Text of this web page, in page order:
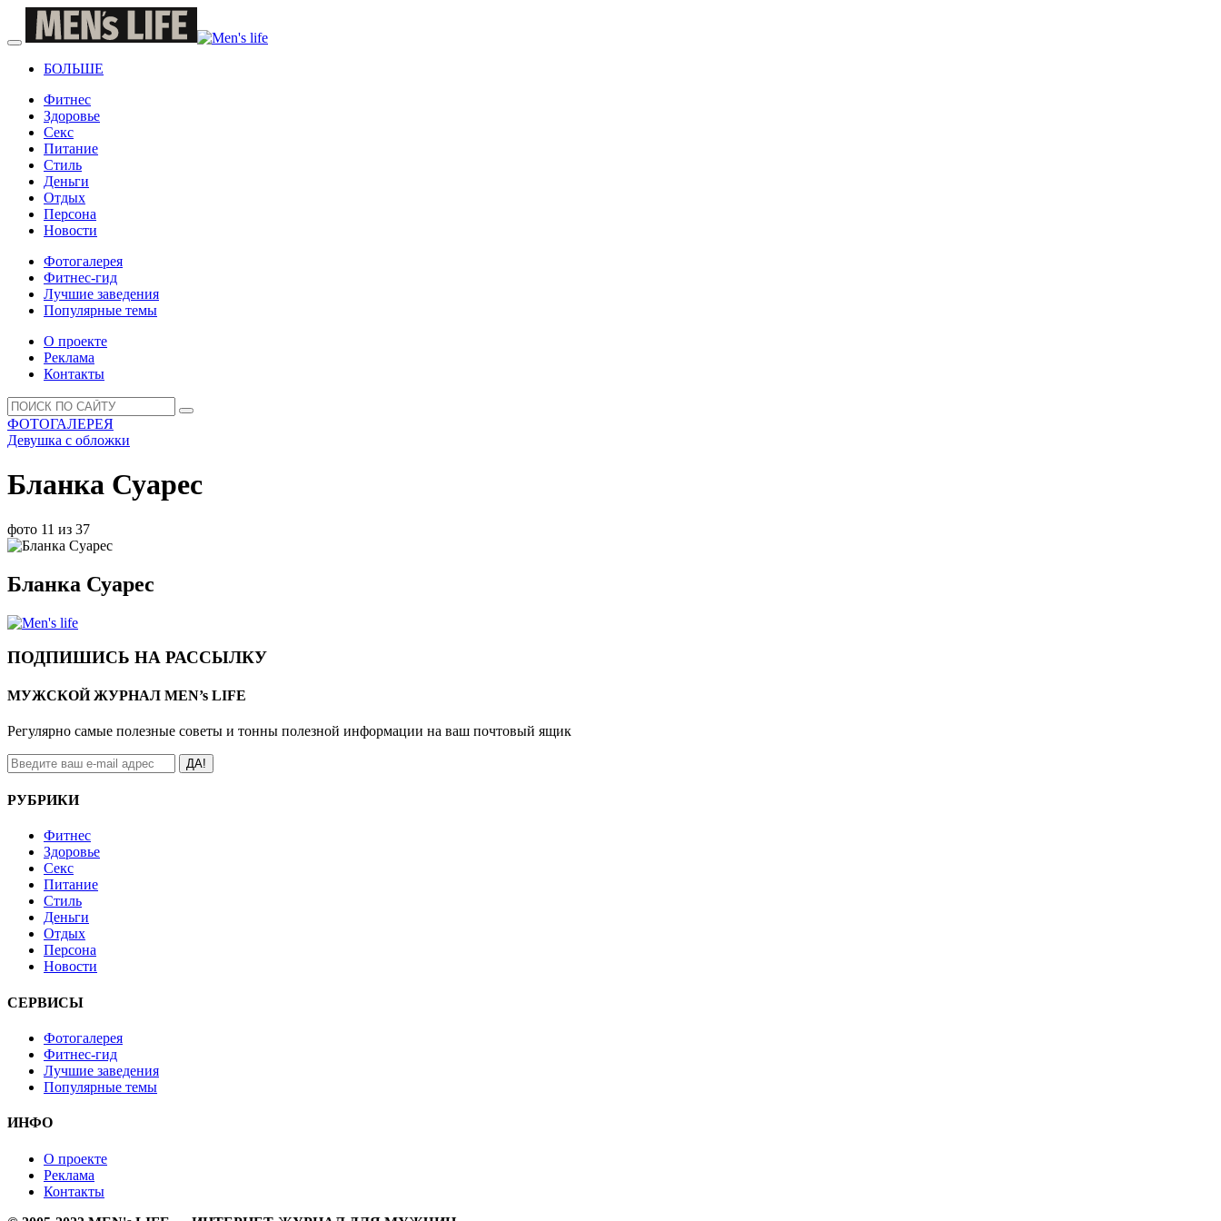
БОЛЬШЕ
Фитнес
Здоровье
Секс
Питание
Стиль
Деньги
Отдых
Персона
Новости
Фотогалерея
Фитнес-гид
Лучшие заведения
Популярные темы
О проекте
Реклама
Контакты
ФОТОГАЛЕРЕЯ
Девушка с обложки
Бланка Суарес
фото 11 из 37
Бланка Суарес
ПОДПИШИСЬ НА РАССЫЛКУ
МУЖСКОЙ ЖУРНАЛ MEN’s LIFE
Регулярно самые полезные советы и тонны полезной информации на ваш почтовый ящик
ДА!
РУБРИКИ
Фитнес
Здоровье
Секс
Питание
Стиль
Деньги
Отдых
Персона
Новости
СЕРВИСЫ
Фотогалерея
Фитнес-гид
Лучшие заведения
Популярные темы
ИНФО
О проекте
Реклама
Контакты